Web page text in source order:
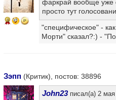
9
фаркрай вообще уже
просто тут
"специфическое" -
Морти" сказал?:) -
Зэпп (Критик), постов: 38896
John23писал(а) 2 мая